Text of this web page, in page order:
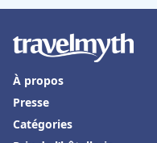
Hôtels avec piscine à
Hôtels avec piscine en
Hôtels avec piscine en
Hôtels avec piscine en
À propos
Presse
Catégories